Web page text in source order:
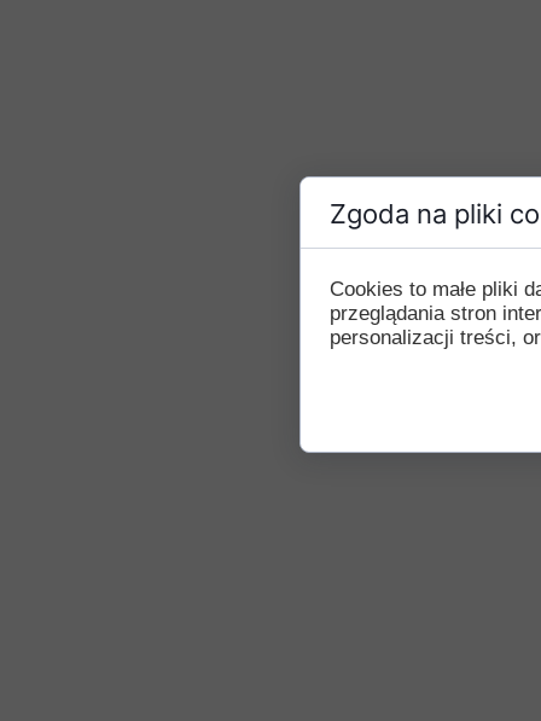
Zgoda na pliki
Cookies to małe pliki
przeglądania stron
personalizacji treści,